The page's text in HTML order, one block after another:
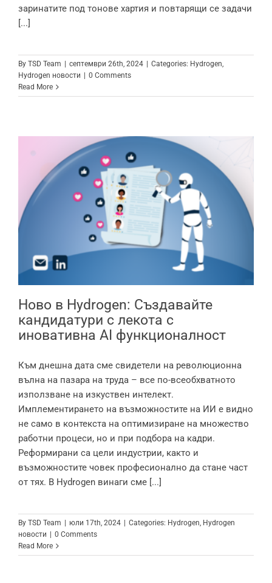
заринатите под тонове хартия и повтарящи се задачи
[...]
By TSD Team | септември 26th, 2024 | Categories: Hydrogen
Hydrogen новости | 0 Comments
Read More
Ново в Hydrogen: Създавайте
кандидатури с лекота с иновативна
AI функционалност
Ново в Hydrogen: Създавайте
кандидатури с лекота с
иновативна AI функционалност
Към днешна дата сме свидетели на революционна
вълна на пазара на труда – все по-всеобхватното
използване на изкуствен интелект.
Имплементирането на възможностите на ИИ е видно
не само в контекста на оптимизиране на множество
работни процеси, но и при подбора на кадри.
Реформирани са цели индустрии, както и
възможностите човек професионално да стане част
от тях. В Hydrogen винаги сме [...]
By TSD Team | юли 17th, 2024 | Categories: Hydrogen Hydrogen
новости | 0 Comments
Read More